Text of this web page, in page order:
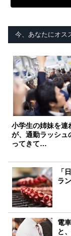
今、あなたにオス
小学生の姉妹を連
が、通勤ラッシュ
ってきて…
「
ラ
電
と